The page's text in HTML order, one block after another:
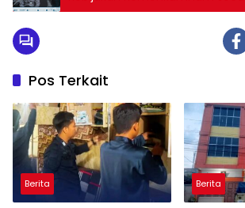
Pos Terkait
Berita Berita